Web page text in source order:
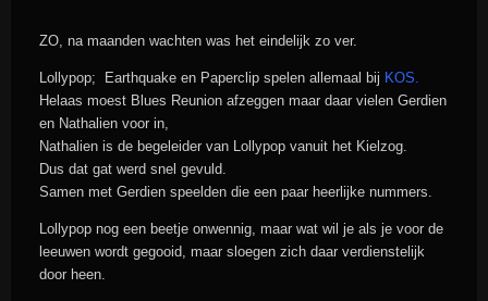
ZO, na maanden wachten was het eindelijk zo ver.
Lollypop; Earthquake en Paperclip spelen allemaal bij KOS
Helaas moest Blues Reunion afzeggen maar daar vielen Gerdien
en Nathalien voor in,
Nathalien is de begeleider van Lollypop vanuit het Kielzog.
Dus dat gat werd snel gevuld.
Samen met Gerdien speelden die een paar heerlijke nummers.
Lollypop nog een beetje onwennig, maar wat wil je als je voor de
leeuwen wordt gegooid, maar sloegen zich daar verdienstelijk
door heen.